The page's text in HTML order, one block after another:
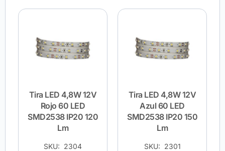
Tira LED 4,8W 12V
Rojo 60 LED
SMD2538 IP20 120
Lm
SKU: 2304
Tira LED 4,8W 12V
Azul 60 LED
SMD2538 IP20 150
Lm
SKU: 2301